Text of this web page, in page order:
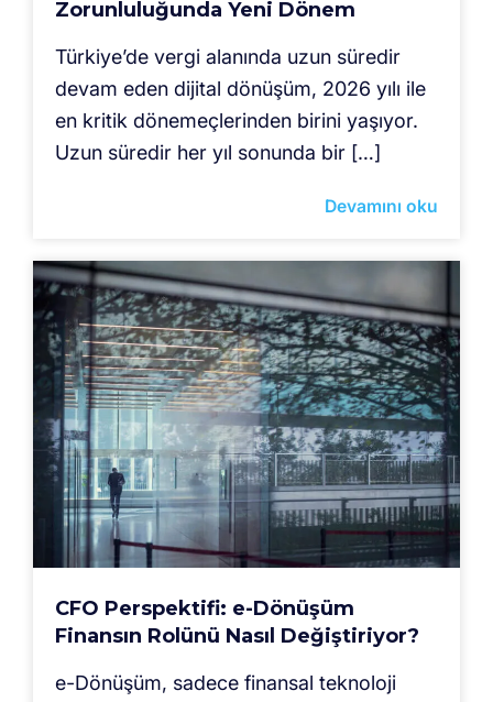
Zorunluluğunda Yeni Dönem
Türkiye’de vergi alanında uzun süredir
devam eden dijital dönüşüm, 2026 yılı ile
en kritik dönemeçlerinden birini yaşıyor.
Uzun süredir her yıl sonunda bir […]
Devamını oku
CFO Perspektifi: e-Dönüşüm
Finansın Rolünü Nasıl Değiştiriyor?
e-Dönüşüm, sadece finansal teknoloji